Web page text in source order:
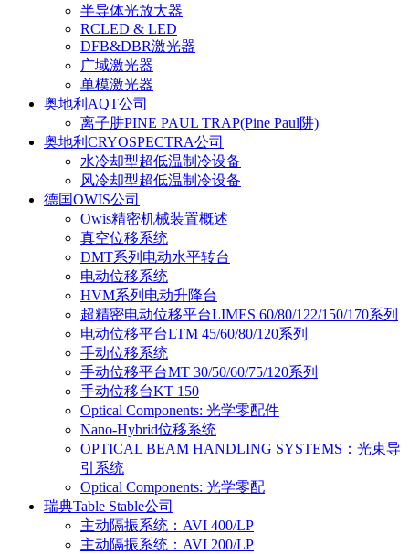
半导体光放大器
RCLED & LED
DFB&DBR激光器
广域激光器
单模激光器
奥地利AQT公司
离子肼PINE PAUL TRAP(Pine Paul阱)
奥地利CRYOSPECTRA公司
水冷却型超低温制冷设备
风冷却型超低温制冷设备
德国OWIS公司
Owis精密机械装置概述
真空位移系统
DMT系列电动水平转台
电动位移系统
HVM系列电动升降台
超精密电动位移平台LIMES 60/80/122/150/170系列
电动位移平台LTM 45/60/80/120系列
手动位移系统
手动位移平台MT 30/50/60/75/120系列
手动位移台KT 150
Optical Components: 光学零配件
Nano-Hybrid位移系统
OPTICAL BEAM HANDLING SYSTEMS：光束导
引系统
Optical Components: 光学零配
瑞典Table Stable公司
主动隔振系统：AVI 400/LP
主动隔振系统：AVI 200/LP